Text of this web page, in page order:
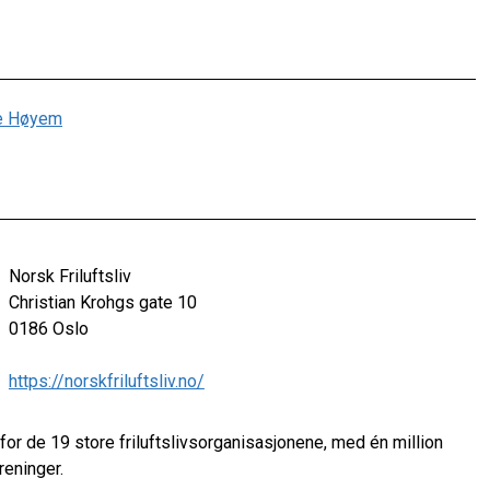
Høyem
Norsk Friluftsliv
Christian Krohgs gate 10
0186 Oslo
https://norskfriluftsliv.no/
de 19 store friluftslivsorganisasjonene, med én million